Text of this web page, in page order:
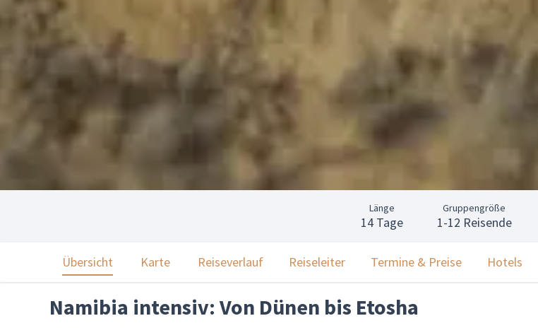
Länge
14 Tage
Gruppengröße
1-12 Reisende
Übersicht Karte Reiseverlauf Reiseleiter Termine & Preise Hotels
Namibia intensiv: Von Dünen bis Etosha